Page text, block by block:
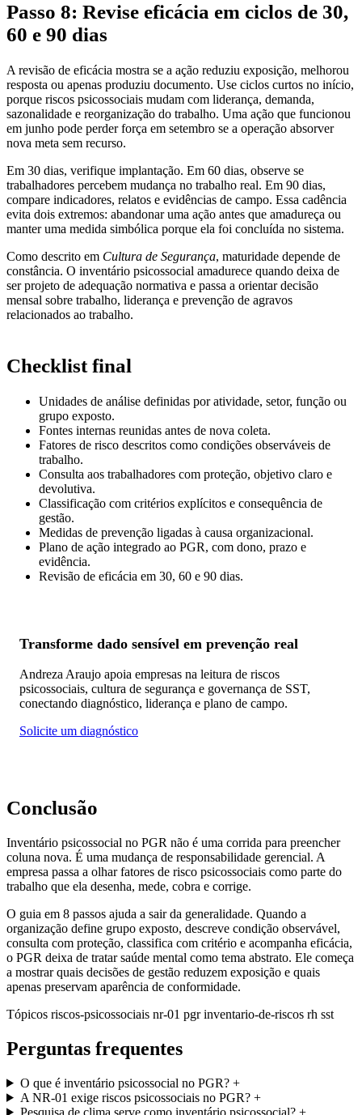
Passo 8: Revise eficácia em ciclos de 30,
60 e 90 dias
A revisão de eficácia mostra se a ação reduziu exposição, melhorou
resposta ou apenas produziu documento. Use ciclos curtos no início,
porque riscos psicossociais mudam com liderança, demanda,
sazonalidade e reorganização do trabalho. Uma ação que funcionou
em junho pode perder força em setembro se a operação absorver
nova meta sem recurso.
Em 30 dias, verifique implantação. Em 60 dias, observe se
trabalhadores percebem mudança no trabalho real. Em 90 dias,
compare indicadores, relatos e evidências de campo. Essa cadência
evita dois extremos: abandonar uma ação antes que amadureça ou
manter uma medida simbólica porque ela foi concluída no sistema.
Como descrito em Cultura de Segurança, maturidade depende de
constância. O inventário psicossocial amadurece quando deixa de
ser projeto de adequação normativa e passa a orientar decisão
mensal sobre trabalho, liderança e prevenção de agravos
relacionados ao trabalho.
Checklist final
Unidades de análise definidas por atividade, setor, função ou
grupo exposto.
Fontes internas reunidas antes de nova coleta.
Fatores de risco descritos como condições observáveis de
trabalho.
Consulta aos trabalhadores com proteção, objetivo claro e
devolutiva.
Classificação com critérios explícitos e consequência de
gestão.
Medidas de prevenção ligadas à causa organizacional.
Plano de ação integrado ao PGR, com dono, prazo e
evidência.
Revisão de eficácia em 30, 60 e 90 dias.
Transforme dado sensível em prevenção real
Andreza Araujo apoia empresas na leitura de riscos
psicossociais, cultura de segurança e governança de SST,
conectando diagnóstico, liderança e plano de campo.
Solicite um diagnóstico
Conclusão
Inventário psicossocial no PGR não é uma corrida para preencher
coluna nova. É uma mudança de responsabilidade gerencial. A
empresa passa a olhar fatores de risco psicossociais como parte do
trabalho que ela desenha, mede, cobra e corrige.
O guia em 8 passos ajuda a sair da generalidade. Quando a
organização define grupo exposto, descreve condição observável,
consulta com proteção, classifica com critério e acompanha eficácia,
o PGR deixa de tratar saúde mental como tema abstrato. Ele começa
a mostrar quais decisões de gestão reduzem exposição e quais
apenas preservam aparência de conformidade.
Tópicos riscos-psicossociais nr-01 pgrinventario-de-riscos rh sst
Perguntas frequentes
O que é inventário psicossocial no PGR?+
A NR-01 exige riscos psicossociais no PGR?+
Pesquisa de clima serve como inventário psicossocial?+